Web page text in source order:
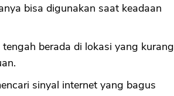
bisa digunakan saat keadaan
berada di lokasi yang kurang
sinyal internet yang bagus